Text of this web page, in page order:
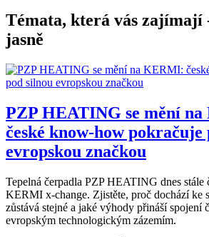
Témata, která vás zajímají
jasně
PZP HEATING se mění
české know-how pokračuje
evropskou značkou
Tepelná čerpadla PZP HEATING dnes stále
KERMI x-change. Zjistěte, proč dochází ke
zůstává stejné a jaké výhody přináší spojení
evropským technologickým zázemím.